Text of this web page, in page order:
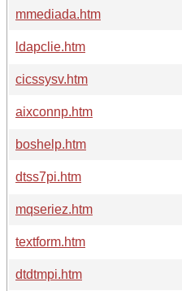
mmediada.htm
ldapclie.htm
cicssysv.htm
aixconnp.htm
boshelp.htm
dtss7pi.htm
mqseriez.htm
textform.htm
dtdtmpi.htm